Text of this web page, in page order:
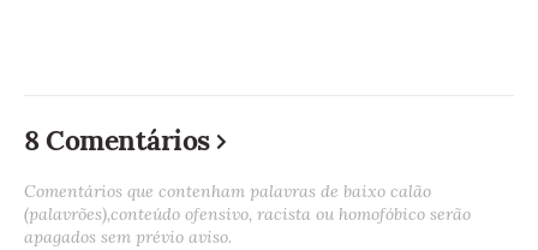
8 Comentários
Comentários que contenham palavras de baixo calão
(palavrões),conteúdo ofensivo, racista ou homofóbico serão
apagados sem prévio aviso.